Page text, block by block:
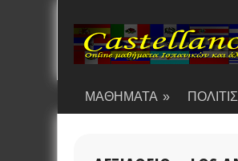
ΜΑΘΗΜΑΤΑ »